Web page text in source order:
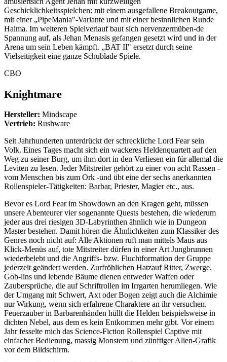
Geschicklichkeitsspielchen: mit einem ausgefallene Breakoutgame,
mit einer „PipeMania"-Variante und mit einer besinnlichen Runde
Halma. Im weiteren Spielverlauf baut sich nervenzermüben-de
Spannung auf, als Jehan Menasis gefangen gesetzt wird und in der
Arena um sein Leben kämpft. „BAT II" ersetzt durch seine
Vielseitigkeit eine ganze Schublade Spiele.
CBO
Knightmare
Hersteller: Mindscape
Vertrieb: Rushware
Seit Jahrhunderten unterdrückt der schreckliche Lord Fear sein
Volk. Eines Tages macht sich ein wackeres Heldenquartett auf den
Weg zu seiner Burg, um ihm dort in den Verliesen ein für allemal die
Leviten zu lesen. Jeder Mitstreiter gehört zu einer von acht Rassen -
vom Menschen bis zum Ork -und übt eine der sechs anerkannten
Rollenspieler-Tätigkeiten: Barbar, Priester, Magier etc., aus.
Bevor es Lord Fear im Showdown an den Kragen geht, müssen
unsere Abenteurer vier sogenannte Quests bestehen, die wiederum
jeder aus drei riesigen 3D-Labyrinthen ähnlich wie in Dungeon
Master bestehen. Damit hören die Ähnlichkeiten zum Klassiker des
Genres noch nicht auf: Alle Aktionen ruft man mittels Maus aus
Klick-Menüs auf, tote Mitstreiter dürfen in einer Art Jungbrunnen
wiederbelebt und die Angriffs- bzw. Fluchtformation der Gruppe
jederzeit geändert werden. Zurfröhlichen Hatzauf Ritter, Zwerge,
Gob-lins und lebende Bäume dienen entweder Waffen oder
Zaubersprüche, die auf Schriftrollen im Irrgarten herumliegen. Wie
der Umgang mit Schwert, Axt oder Bogen zeigt auch die Alchimie
nur Wirkung, wenn sich erfahrene Charaktere an ihr versuchen.
Feuerzauber in Barbarenhänden hüllt die Helden beispielsweise in
dichten Nebel, aus dem es kein Entkommen mehr gibt. Vor einem
Jahr fesselte mich das Science-Fiction Rollenspiel Captive mit
einfacher Bedienung, massig Monstern und zünftiger Alien-Grafik
vor dem Bildschirm.